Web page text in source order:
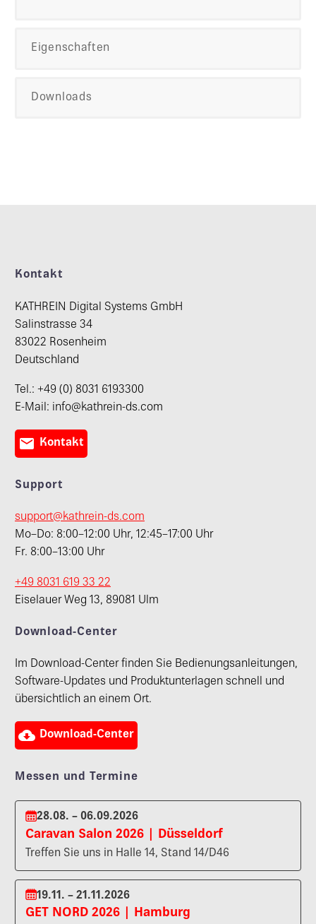
Eigenschaften
Downloads
Kontakt
KATHREIN Digital Systems GmbH
Salinstrasse 34
83022 Rosenheim
Deutschland
Tel.: +49 (0) 8031 6193300
E-Mail: info@kathrein-ds.com
 Kontakt
Support
support@kathrein-ds.com
Mo–Do: 8:00–12:00 Uhr, 12:45–17:00 Uhr
Fr. 8:00–13:00 Uhr
+49 8031 619 33 22
Eiselauer Weg 13, 89081 Ulm
Download-Center
Im Download-Center finden Sie Bedienungsanleitungen,
Software-Updates und Produktunterlagen schnell und
übersichtlich an einem Ort.
 Download-Center
Messen und Termine
28.08. – 06.09.2026
Caravan Salon 2026 | Düsseldorf
Treffen Sie uns in Halle 14, Stand 14/D46
19.11. – 21.11.2026
GET NORD 2026 | Hamburg